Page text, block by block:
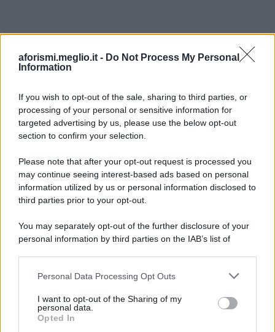
aforismi.meglio.it - Do Not Process My Personal
Information
If you wish to opt-out of the sale, sharing to third parties, or
processing of your personal or sensitive information for
targeted advertising by us, please use the below opt-out
section to confirm your selection.
Please note that after your opt-out request is processed you
may continue seeing interest-based ads based on personal
information utilized by us or personal information disclosed to
third parties prior to your opt-out.
You may separately opt-out of the further disclosure of your
personal information by third parties on the IAB’s list of
This information may also be disclosed by us to third parties
disclose it to other third parties.
Please note that this website/app uses one or more Google
Personal Data Processing Opt Outs
I want to opt-out of the Sharing of my
personal data.
Opted In
Ricevi LE FRASI PIÙ BELLE via e-mail
E-mail